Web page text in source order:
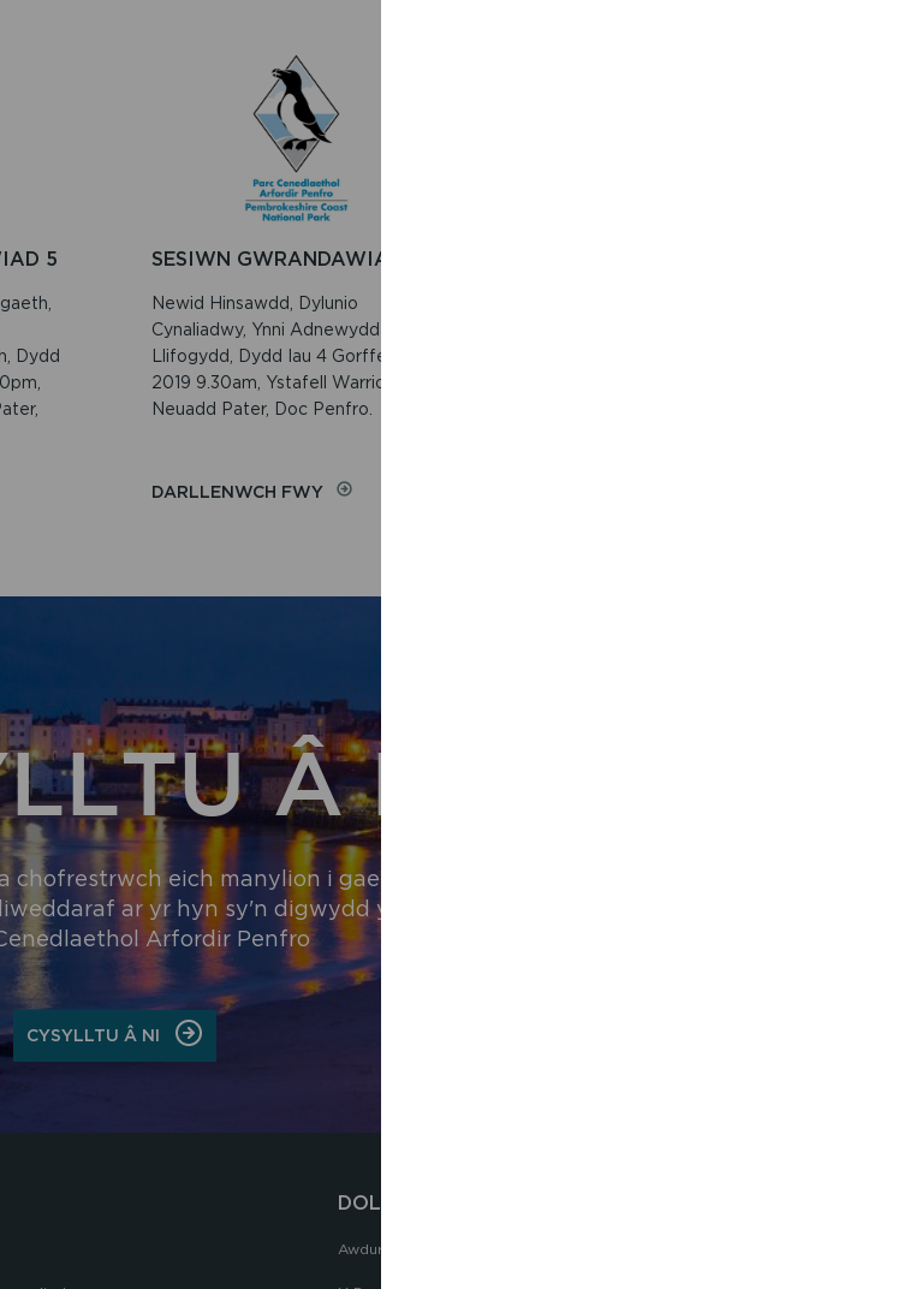
5
Dydd
SESIWN GWRANDAWIAD 4
Newid Hinsawdd, Dylunio
Cynaliadwy, Ynni Adnewyddadwy a
Llifogydd, Dydd Iau 4 Gorffennaf
2019 9.30am, Ystafell Warrior,
Neuadd Pater, Doc Penfro.
DARLLENWCH FWYON
Â NI
chofrestrwch eich manylion i gael y
ar yr hyn sy'n digwydd ym
Arfordir Penfro
CYSYLLTU Â NION
DOLENNI CYFLYM
Awdurdod y Parc Cenedlaethol